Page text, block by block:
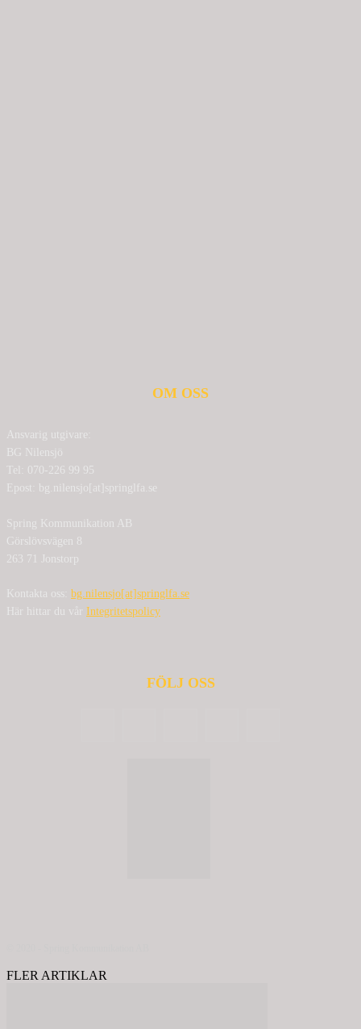
OM OSS
Ansvarig utgivare:
BG Nilensjö
Tel: 070-226 99 95
Epost: bg.nilensjo[at]springlfa.se
Spring Kommunikation AB
Görslövsvägen 8
263 71 Jonstorp
Kontakta oss: bg.nilensjo[at]springlfa.se
Här hittar du vår Integritetspolicy
FÖLJ OSS
FLER ARTIKLAR